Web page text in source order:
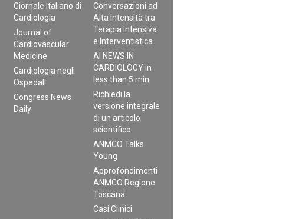
Giornale Italiano di
Cardiologia
Journal of
Cardiovascular
Medicine
Cardiologia negli
Ospedali
Congress News
Daily
Conversazioni ad
Alta intensità tra
Terapia Intensiva
e Interventistica
AI NEWS IN
CARDIOLOGY in
less than 5 min
Richiedi la
versione integrale
di un articolo
scientifico
ANMCO Talks
Young
Approfondimenti
ANMCO Regione
Toscana
Casi Clinici